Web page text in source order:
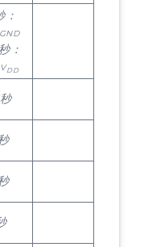
：
：
DD